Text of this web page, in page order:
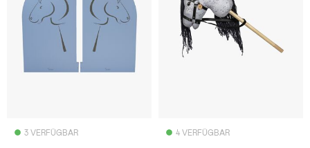
3 VERFÜGBAR 4 VERFÜGBAR